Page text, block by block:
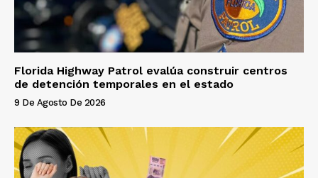
Florida Highway Patrol evalúa construir centros
de detención temporales en el estado
9 De Agosto De 2026